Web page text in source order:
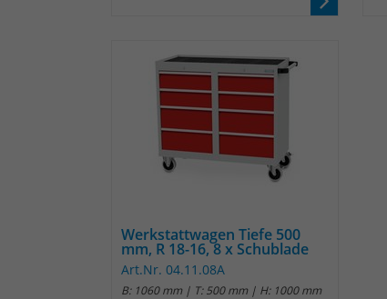
Werkstattwagen Tiefe 500
mm, R 18-16, 8 x Schublade
Art.Nr. 04.11.08A
B: 1060 mm | T: 500 mm | H: 1000 mm